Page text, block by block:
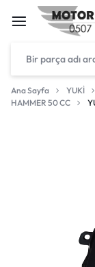
Ana Sayfa YUKİ
HAMMER 50 CC